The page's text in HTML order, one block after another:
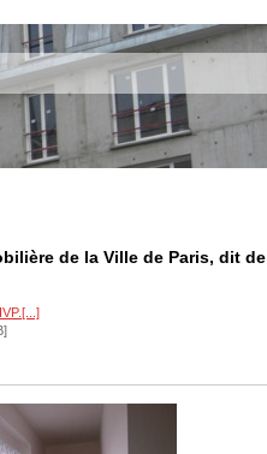
de la Ville de Paris, dit de